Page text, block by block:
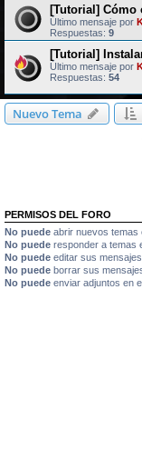
[Tutorial] Cómo
Último mensaje por
Respuestas: 9
[Tutorial]
Último mensaje por
Respuestas: 54
Nuevo Tema
PERMISOS DEL FORO
No puede abrir nuevos temas
No puede responder a temas
No puede editar sus
No puede borrar sus
No puede enviar adjuntos en